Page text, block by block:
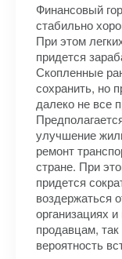
Финансовый
стабильно
При этом
придется
Скопленные
сохранить, но
далеко не все
улучшение
ремонт
стране. При
придется
воздержаться
организациях
продавцам,
вероятность